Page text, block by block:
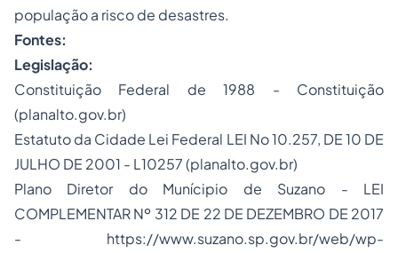
população a risco de desastres.
Fontes:
Legislação:
Constituição Federal de 1988 - Constituição
(planalto.gov.br)
Estatuto da Cidade Lei Federal LEI No 10.257, DE 10 DE
JULHO DE 2001 - L10257 (planalto.gov.br)
Plano Diretor do Munícipio de Suzano - LEI
COMPLEMENTAR Nº 312 DE 22 DE DEZEMBRO DE 2017
- https://www.suzano.sp.gov.br/web/wp-